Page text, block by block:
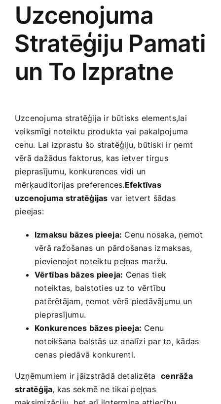
TV un Sadzīves tehnika
Zoo preces
Uzcenojuma
⁤Stratēģiju Pamati
un To Izpratne
Uzcenojuma stratēģija ir ‍būtisks elements,lai
veiksmīgi noteiktu produkta vai pakalpojuma
⁤cenu.‍ Lai izprastu šo stratēģiju, būtiski ir ņemt
vērā dažādus faktorus, kas⁤ ietver tirgus
pieprasījumu, ⁣konkurences ⁤vidi un ​
mērķauditorijas preferences.Efektīvas
uzcenojuma⁤ stratēģijas ‍var ietvert šādas⁣
pieejas:
Izmaksu bāzes ​pieeja: Cenu nosaka, ņemot
vērā ražošanas un ⁤pārdošanas izmaksas,
⁤pievienojot noteiktu peļņas ⁣maržu.
Vērtības bāzes pieeja: Cenas ⁣tiek
noteiktas, balstoties uz to vērtību
patērētājam, ņemot vērā piedāvājumu un
pieprasījumu.
Konkurences bāzes‌ pieeja: Cenu
noteikšana balstās uz analīzi par to, kādas
cenas piedāvā konkurenti.
Uzņēmumiem ir‌ jāizstrādā detalizēta ⁤cenrāža
stratēģija, kas sekmē ne tikai peļņas ​